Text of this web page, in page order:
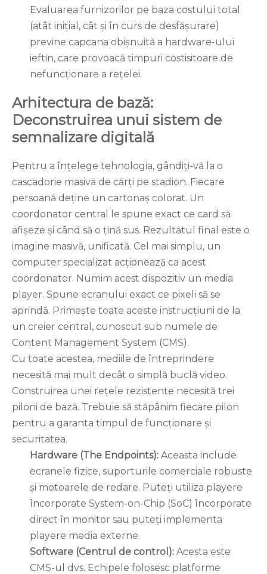
Evaluarea furnizorilor pe baza costului total
(atât inițial, cât și în curs de desfășurare)
previne capcana obișnuită a hardware-ului
ieftin, care provoacă timpuri costisitoare de
nefuncționare a rețelei.
Arhitectura de bază:
Deconstruirea unui sistem de
semnalizare digitală
Pentru a înțelege tehnologia, gândiți-vă la o
cascadorie masivă de cărți pe stadion. Fiecare
persoană deține un cartonaș colorat. Un
coordonator central le spune exact ce card să
afișeze și când să o țină sus. Rezultatul final este o
imagine masivă, unificată. Cel mai simplu, un
computer specializat acționează ca acest
coordonator. Numim acest dispozitiv un media
player. Spune ecranului exact ce pixeli să se
aprindă. Primește toate aceste instrucțiuni de la
un creier central, cunoscut sub numele de
Content Management System (CMS).
Cu toate acestea, mediile de întreprindere
necesită mai mult decât o simplă buclă video.
Construirea unei rețele rezistente necesită trei
piloni de bază. Trebuie să stăpânim fiecare pilon
pentru a garanta timpul de funcționare și
securitatea.
Hardware (The Endpoints): Aceasta include
ecranele fizice, suporturile comerciale robuste
și motoarele de redare. Puteți utiliza playere
încorporate System-on-Chip (SoC) încorporate
direct în monitor sau puteți implementa
playere media externe.
Software (Centrul de control): Acesta este
CMS-ul dvs. Echipele folosesc platforme